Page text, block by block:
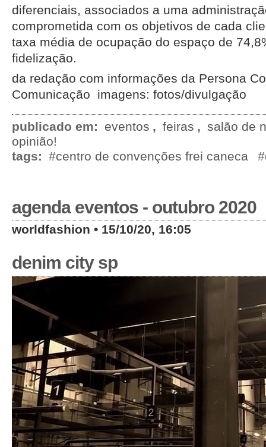
diferenciais, associados a uma
comprometida com os objetivos de cada
taxa média de ocupação do espaço de
fidelização.
da redação com informações da Persona
Comunicação imagens: fotos/divulgação
publicado em: eventos , feiras , salão de
opinião!
tags: #centro de convenções frei caneca
agenda eventos - outubro 2020
worldfashion • 15/10/20, 16:05
denim city sp